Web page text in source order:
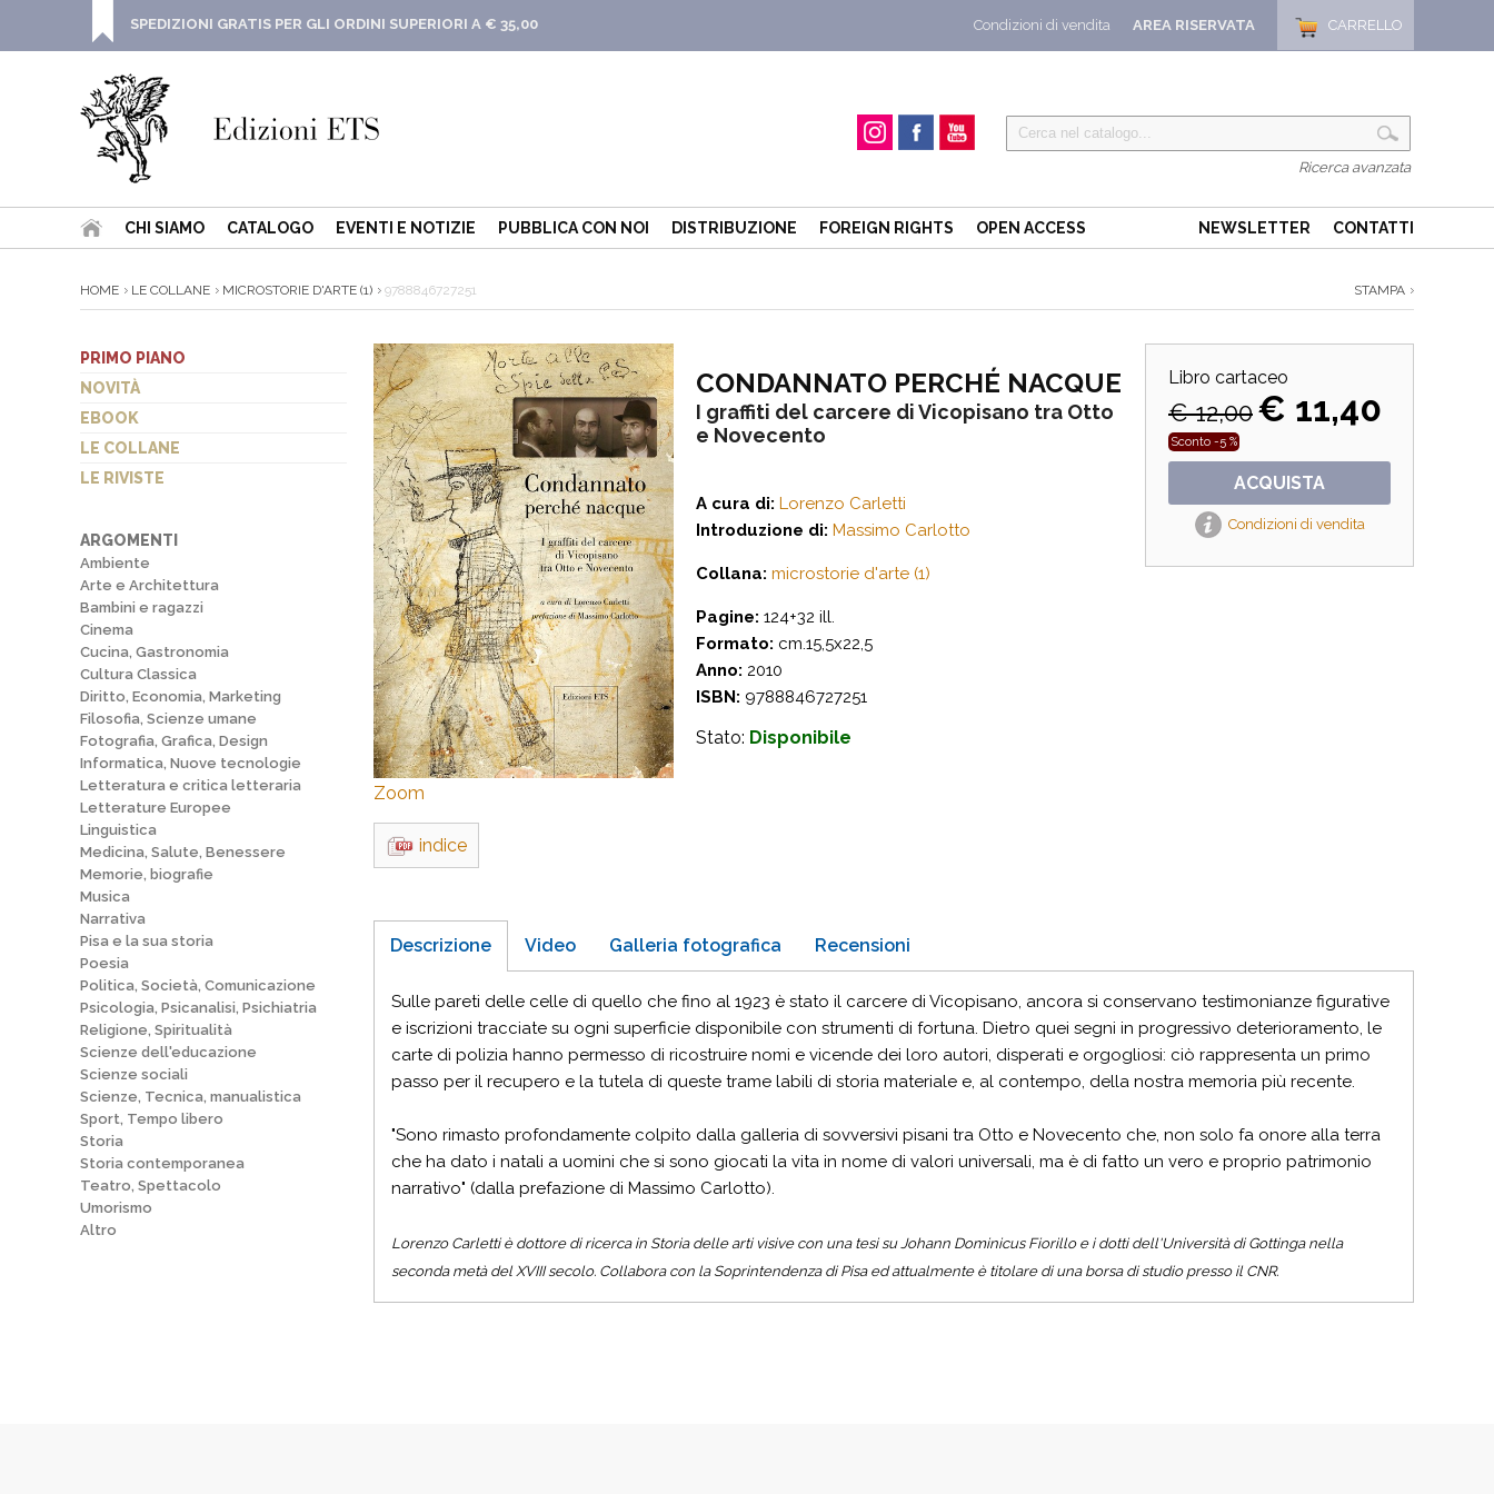
CARRELLO
AREA RISERVATA
Condizioni di vendita
SPEDIZIONI GRATIS PER GLI ORDINI SUPERIORI A € 35,00
Ricerca avanzata
CHI SIAMO CATALOGO EVENTI E NOTIZIE PUBBLICA CON NOI DISTRIBUZIONE FOREIGN RIGHTS OPEN ACCESS NEWSLETTER CONTATTI
HOME LE COLLANE MICROSTORIE D'ARTE (1) 9788846727251 STAMPA
PRIMO PIANO
NOVITÀ
EBOOK
LE COLLANE
LE RIVISTE
ARGOMENTI
Ambiente
Arte e Architettura
Bambini e ragazzi
Cinema
Cucina, Gastronomia
Cultura Classica
Diritto, Economia, Marketing
Filosofia, Scienze umane
Fotografia, Grafica, Design
Informatica, Nuove tecnologie
Letteratura e critica letteraria
Letterature Europee
Linguistica
Medicina, Salute, Benessere
Memorie, biografie
Musica
Narrativa
Pisa e la sua storia
Poesia
Politica, Società, Comunicazione
Psicologia, Psicanalisi, Psichiatria
Religione, Spiritualità
Scienze dell'educazione
Scienze sociali
Scienze, Tecnica, manualistica
Sport, Tempo libero
Storia
Storia contemporanea
Teatro, Spettacolo
Umorismo
Altro
Libro cartaceo
€ 12,00€ 11,40
Sconto -5 %
ACQUISTA
Condizioni di vendita
Zoom
CONDANNATO PERCHÉ NACQUE
I graffiti del carcere di Vicopisano tra Otto
e Novecento
A cura di: Lorenzo Carletti
Introduzione di: Massimo Carlotto
Collana: microstorie d'arte (1)
Pagine: 124+32 ill.
Formato: cm.15,5x22,5
Anno: 2010
ISBN: 9788846727251
Stato: Disponibile
indice
Descrizione Video Galleria fotografica Recensioni
Sulle pareti delle celle di quello che fino al 1923 è stato il carcere di Vicopisano, ancora si conservano testimonianze figurative
e iscrizioni tracciate su ogni superficie disponibile con strumenti di fortuna. Dietro quei segni in progressivo deterioramento, le
carte di polizia hanno permesso di ricostruire nomi e vicende dei loro autori, disperati e orgogliosi: ciò rappresenta un primo
passo per il recupero e la tutela di queste trame labili di storia materiale e, al contempo, della nostra memoria più recente.
"Sono rimasto profondamente colpito dalla galleria di sovversivi pisani tra Otto e Novecento che, non solo fa onore alla terra
che ha dato i natali a uomini che si sono giocati la vita in nome di valori universali, ma è di fatto un vero e proprio patrimonio
narrativo" (dalla prefazione di Massimo Carlotto).
Lorenzo Carletti è dottore di ricerca in Storia delle arti visive con una tesi su Johann Dominicus Fiorillo e i dotti dell'Università di Gottinga nella
seconda metà del XVIII secolo. Collabora con la Soprintendenza di Pisa ed attualmente è titolare di una borsa di studio presso il CNR.